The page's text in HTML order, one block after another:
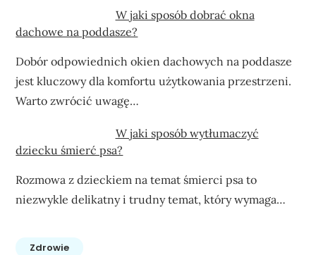
W jaki sposób dobrać okna
dachowe na poddasze?
Dobór odpowiednich okien dachowych na poddasze
jest kluczowy dla komfortu użytkowania przestrzeni.
Warto zwrócić uwagę…
W jaki sposób wytłumaczyć
dziecku śmierć psa?
Rozmowa z dzieckiem na temat śmierci psa to
niezwykle delikatny i trudny temat, który wymaga…
Zdrowie